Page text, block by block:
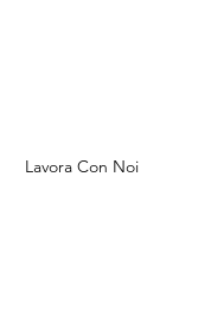
Lavora Con Noi